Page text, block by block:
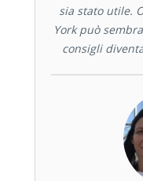
sia stato utile.
York può
consigli